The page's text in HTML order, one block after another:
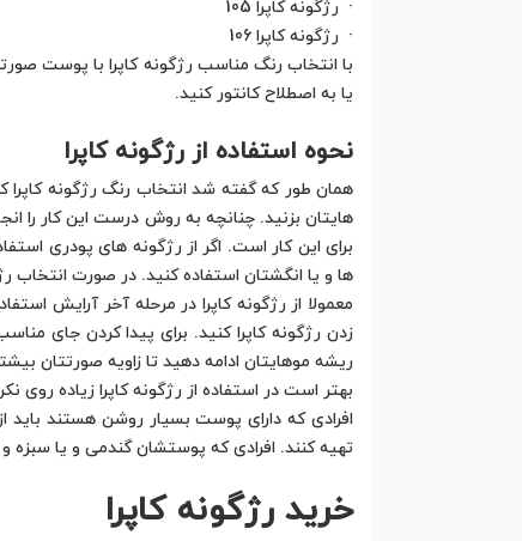
· رژگونه کاپرا 105
· رژگونه کاپرا 106
با انتخاب رنگ مناسب رژگونه کاپرا با پوست
یا به اصطلاح کانتور کنید.
نحوه استفاده از رژگونه کاپرا
همان طور که گفته شد انتخاب رنگ رژگونه
هایتان بزنید. چنانچه به روش درست این کار را
برای این کار است. اگر از رژگونه های پودری
ها و یا انگشتان استفاده کنید. در صورت انتخاب
معمولا از رژگونه کاپرا در مرحله آخر آرایش
زدن رژگونه کاپرا کنید. برای پیدا کردن جای
ریشه موهایتان ادامه دهید تا زاویه صورتتان
بهتر است در استفاده از رژگونه کاپرا زیاده روی
افرادی که دارای پوست بسیار روشن هستند باید
تهیه کنند. افرادی که پوستشان گندمی و یا سبزه
خرید رژگونه کاپرا